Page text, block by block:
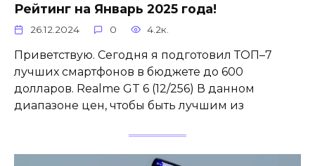
Рейтинг на Январь 2025 года!
26.12.2024 0 4.2к.
Приветствую. Сегодня я подготовил ТОП–7
лучших смартфонов в бюджете до 600
долларов. Realme GT 6 (12/256) В данном
диапазоне цен, чтобы быть лучшим из